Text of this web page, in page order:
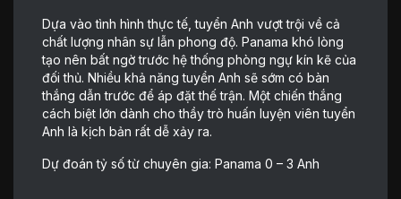
Dựa vào tình hình thực tế, tuyển Anh vượt trội về cả
chất lượng nhân sự lẫn phong độ. Panama khó lòng
tạo nên bất ngờ trước hệ thống phòng ngự kín kẽ của
đối thủ. Nhiều khả năng tuyển Anh sẽ sớm có bàn
thắng dẫn trước để áp đặt thế trận. Một chiến thắng
cách biệt lớn dành cho thầy trò huấn luyện viên tuyển
Anh là kịch bản rất dễ xảy ra.
Dự đoán tỷ số từ chuyên gia: Panama 0 – 3 Anh